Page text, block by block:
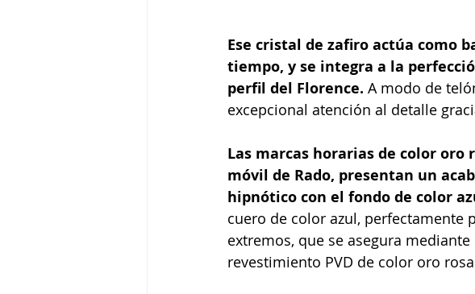
Ese cristal de zafiro actúa como
tiempo, y se integra a la
perfil del Florence. A modo de
excepcional atención al detalle
Las marcas horarias de color oro
móvil de Rado, presentan un
hipnótico con el fondo de color
cuero de color azul, perfectamente
extremos, que se asegura
revestimiento PVD de color oro